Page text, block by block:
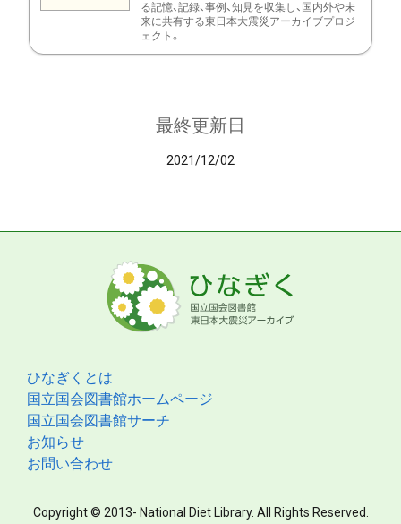
る記憶、記録、事例、知見を収集し、国内外や未
来に共有する東日本大震災アーカイブプロジ
ェクト。
最終更新日
2021/12/02
ひなぎくとは
国立国会図書館ホームページ
国立国会図書館サーチ
お知らせ
お問い合わせ
Copyright © 2013- National Diet Library. All Rights Reserved.